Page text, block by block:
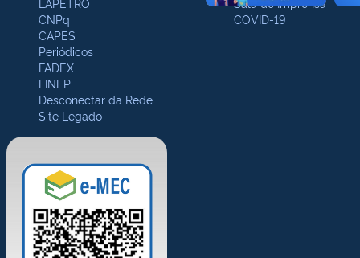
CNPq
CAPES
Periódicos
FADEX
FINEP
Desconectar da Rede
Site Legado
COVID-19